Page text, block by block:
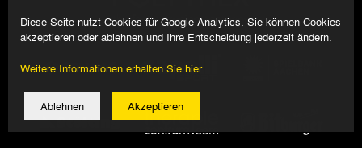
Diese Seite nutzt Cookies für Google-Analytics. Sie können Cookies
akzeptieren oder ablehnen und Ihre Entscheidung jederzeit ändern.
Weitere Informationen erhalten Sie hier.
Ablehnen Akzeptieren